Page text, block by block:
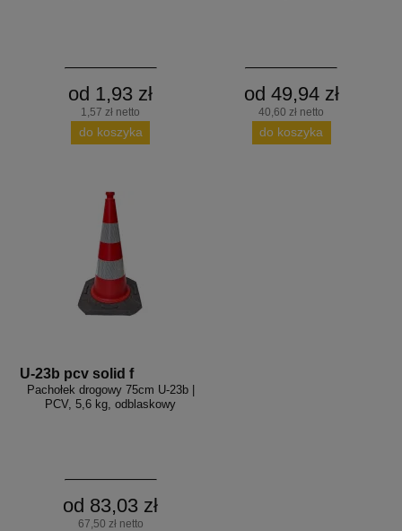
od 1,93 zł
1,57 zł netto
do koszyka
od 49,94 zł
40,60 zł netto
do koszyka
U-23b pcv solid f
Pachołek drogowy 75cm U-23b |
PCV, 5,6 kg, odblaskowy
od 83,03 zł
67,50 zł netto